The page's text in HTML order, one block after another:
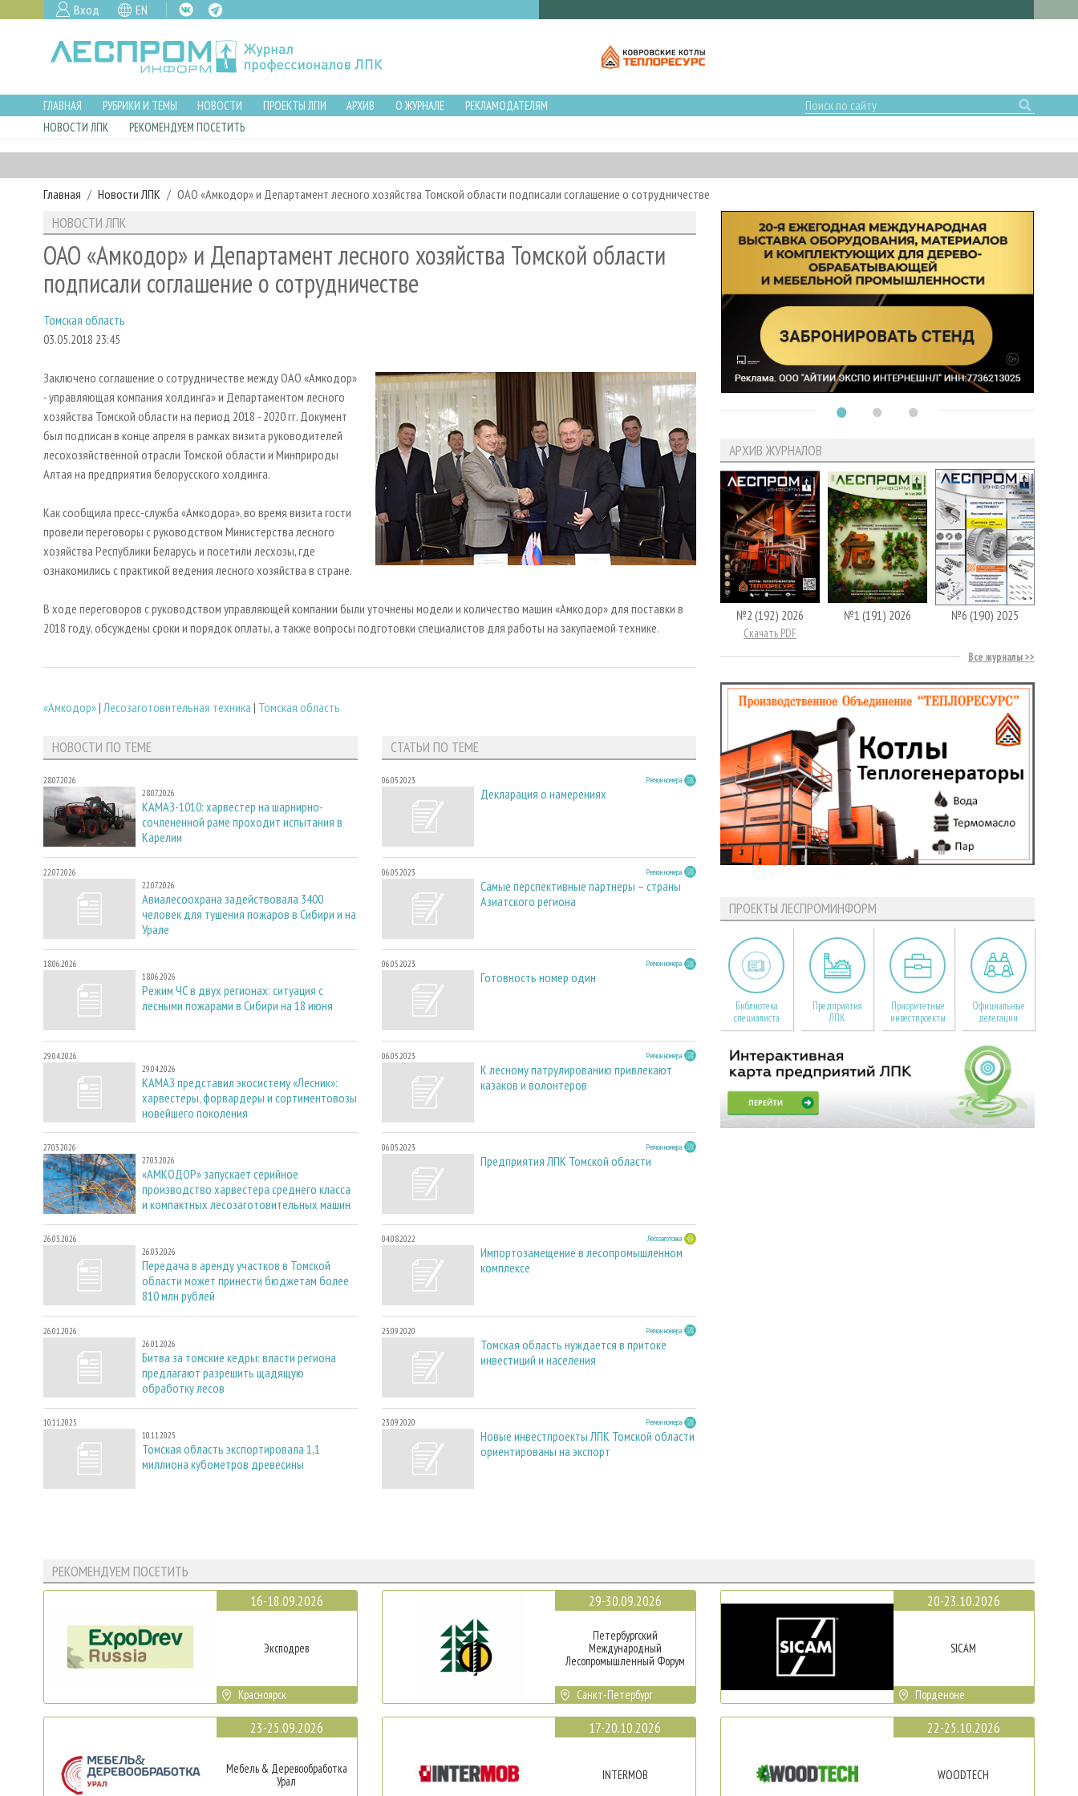
Вход EN
ГЛАВНАЯ РУБРИКИ И ТЕМЫ НОВОСТИ ПРОЕКТЫ ЛПИ АРХИВ О ЖУРНАЛЕ
РЕКЛАМОДАТЕЛЯМ
НОВОСТИ ЛПК
РЕКОМЕНДУЕМ ПОСЕТИТЬ
Главная Новости ЛПК ОАО «Амкодор» и Департамент лесного хозяйства Томской области подписали соглашение о сотрудничестве
НОВОСТИ ЛПК
ОАО «Амкодор» и Департамент лесного хозяйства Томской области
подписали соглашение о сотрудничестве
Томская область
03.05.2018 23:45
Заключено соглашение о сотрудничестве между ОАО «Амкодор»
- управляющая компания холдинга» и Департаментом лесного
хозяйства Томской области на период 2018 - 2020 гг. Документ
был подписан в конце апреля в рамках визита руководителей
лесохозяйственной отрасли Томской области и Минприроды
Алтая на предприятия белорусского холдинга.
Как сообщила пресс-служба «Амкодора», во время визита гости
провели переговоры с руководством Министерства лесного
хозяйства Республики Беларусь и посетили лесхозы, где
ознакомились с практикой ведения лесного хозяйства в стране.
В ходе переговоров с руководством управляющей компании были уточнены модели и количество машин «Амкодор» для поставки в
2018 году, обсуждены сроки и порядок оплаты, а также вопросы подготовки специалистов для работы на закупаемой технике.
«Амкодор»| Лесозаготовительная техника | Томская область
НОВОСТИ ПО ТЕМЕ
28.07.2026
28.07.2026
КАМАЗ-1010: харвестер на шарнирно-
сочлененной раме проходит испытания в
Карелии
22.07.2026
22.07.2026
Авиалесоохрана задействовала 3400
человек для тушения пожаров в Сибири и на
Урале
18.06.2026
18.06.2026
Режим ЧС в двух регионах: ситуация с
лесными пожарами в Сибири на 18 июня
29.04.2026
29.04.2026
КАМАЗ представил экосистему «Лесник»:
харвестеры, форвардеры и сортиментовозы
новейшего поколения
27.03.2026
27.03.2026
«АМКОДОР» запускает серийное
производство харвестера среднего класса
и компактных лесозаготовительных машин
26.03.2026
26.03.2026
Передача в аренду участков в Томской
области может принести бюджетам более
810 млн рублей
26.01.2026
26.01.2026
Битва за томские кедры: власти региона
предлагают разрешить щадящую
обработку лесов
10.11.2025
10.11.2025
Томская область экспортировала 1,1
миллиона кубометров древесины
СТАТЬИ ПО ТЕМЕ
06.05.2023 Регион номера
Декларация о намерениях
06.05.2023 Регион номера
Самые перспективные партнеры – страны
Азиатского региона
06.05.2023 Регион номера
Готовность номер один
06.05.2023 Регион номера
К лесному патрулированию привлекают
казаков и волонтеров
06.05.2023 Регион номера
Предприятия ЛПК Томской области
04.08.2022 Лесозаготовка
Импортозамещение в лесопромышленном
комплексе
23.09.2020 Регион номера
Томская область нуждается в притоке
инвестиций и населения
23.09.2020 Регион номера
Новые инвестпроекты ЛПК Томской области
ориентированы на экспорт
АРХИВ ЖУРНАЛОВ
№2 (192) 2026
Скачать PDF
№1 (191) 2026 №6 (190) 2025
Все журналы
ПРОЕКТЫ ЛЕСПРОМИНФОРМ
Библиотека
специалиста
Предприятия
ЛПК
Приоритетные
инвестпроекты
Официальные
делегации
РЕКОМЕНДУЕМ ПОСЕТИТЬ
16-18.09.2026
Эксподрев
Красноярск
23-25.09.2026
Мебель & Деревообработка
Урал
29-30.09.2026
Петербургский
Международный
Лесопромышленный Форум
Санкт-Петербург
17-20.10.2026
INTERMOB
20-23.10.2026
SICAM
Порденоне
22-25.10.2026
WOODTECH